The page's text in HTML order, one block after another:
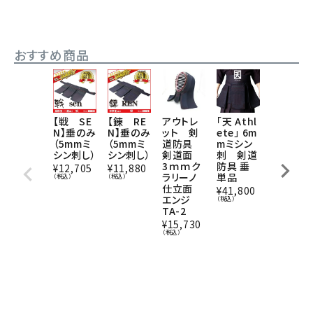
おすすめ商品
【戦 SE
N】垂のみ
（5mmミ
シン刺し）
¥12,705
（税込）
【錬 RE
N】垂のみ
（5mmミ
シン刺し）
¥11,880
（税込）
アウトレ
ット 剣
道防具
剣道面
3ｍｍク
ラリーノ
仕立面
エンジ
TA-2
¥15,730
（税込）
「天 Athl
ete」 6m
mミシン
刺 剣道
防具 垂
単品
¥41,800
（税込）
み ver,
鉄紺 （5